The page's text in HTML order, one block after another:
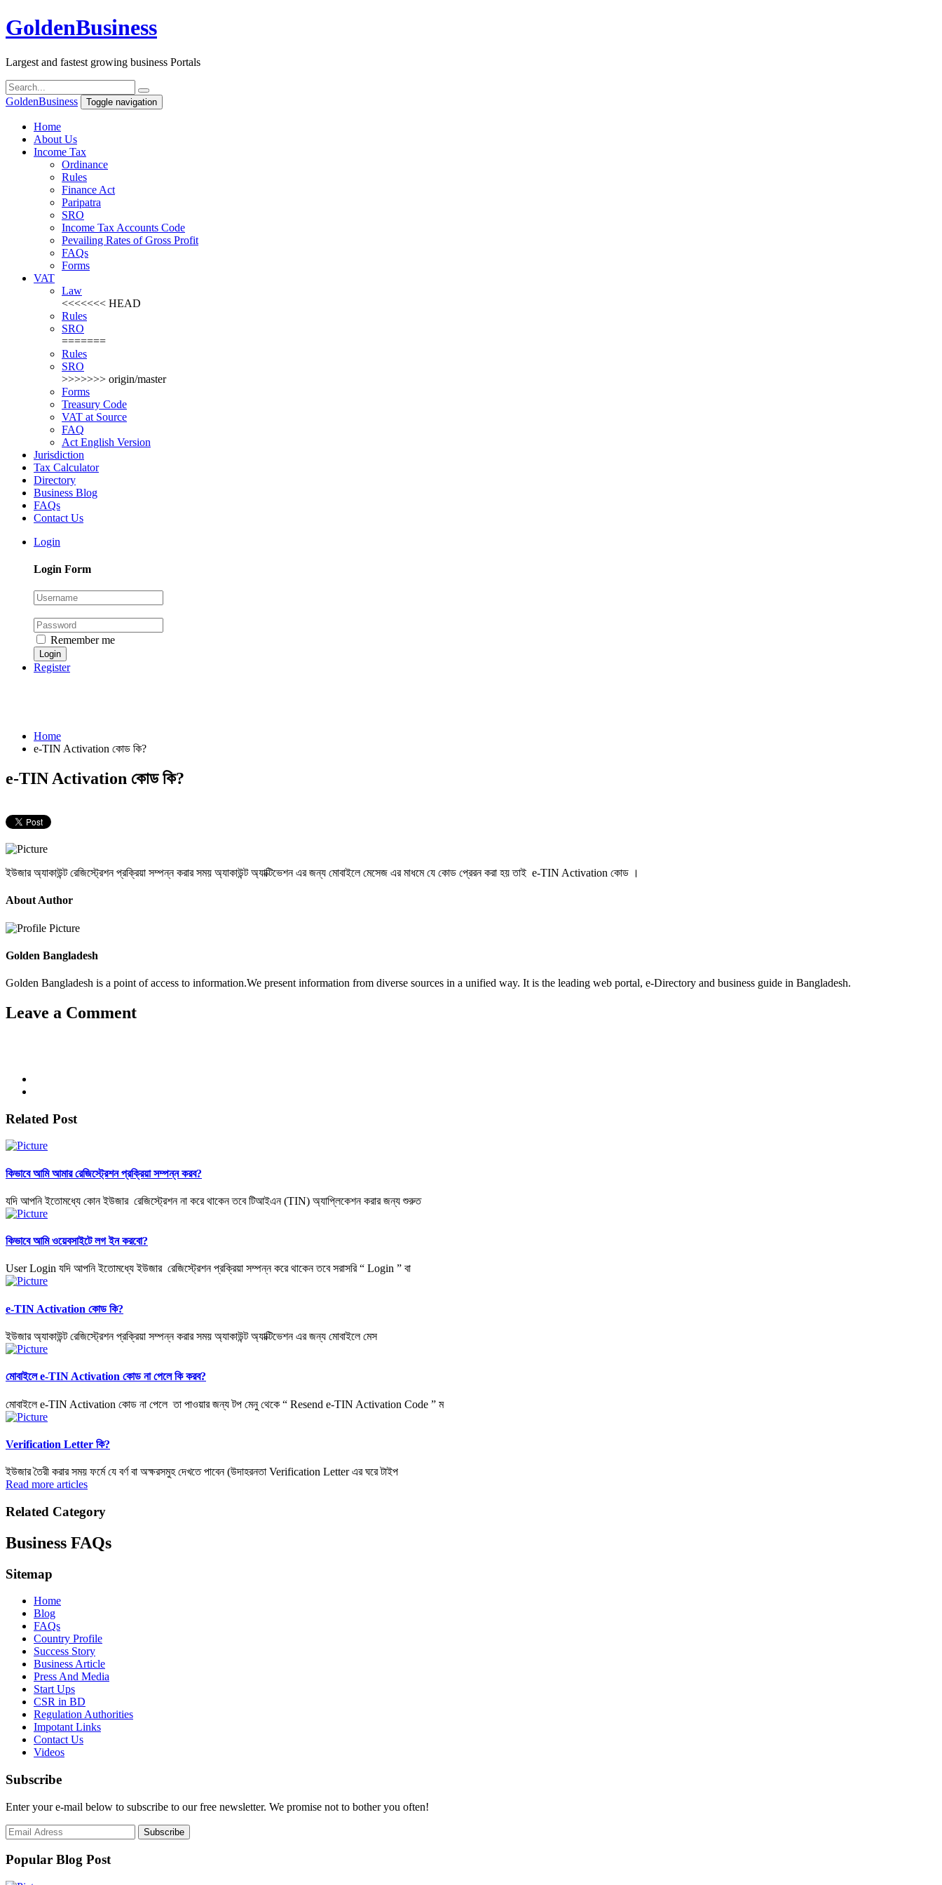
GoldenBusiness
Largest and fastest growing business Portals
GoldenBusiness Toggle navigation
Home
About Us
Income Tax
Ordinance
Rules
Finance Act
Paripatra
SRO
Income Tax Accounts Code
Pevailing Rates of Gross Profit
FAQs
Forms
VAT
Law
<<<<<<< HEAD
Rules
SRO
=======
Rules
SRO
>>>>>>> origin/master
Forms
Treasury Code
VAT at Source
FAQ
Act English Version
Jurisdiction
Tax Calculator
Directory
Business Blog
FAQs
Contact Us
Login
Login Form
Remember me
Register
Home
e-TIN Activation কোড কি?
e-TIN Activation কোড কি?
ইউজার অ্যাকাউন্ট রেজিস্ট্রেশন প্রক্রিয়া সম্পন্ন করার সময় অ্যাকাউন্ট অ্যাক্টিভেশন এর জন্য মোবাইলে মেসেজ এর মাধমে যে কোড প্রেরন করা হয় তাই e-TIN Activation কোড ।
About Author
Golden Bangladesh
Golden Bangladesh is a point of access to information.We present information from diverse sources in a unified way. It is the leading web portal, e-Directory and business guide in Bangladesh.
Leave a Comment
Related Post
কিভাবে আমি আমার রেজিস্ট্রেশন প্রক্রিয়া সম্পন্ন করব?
যদি আপনি ইতোমধ্যে কোন ইউজার রেজিস্ট্রেশন না করে থাকেন তবে টিআইএন (TIN) অ্যাপ্লিকেশন করার জন্য শুরুত
কিভাবে আমি ওয়েবসাইটে লগ ইন করবো?
User Login যদি আপনি ইতোমধ্যে ইউজার রেজিস্ট্রেশন প্রক্রিয়া সম্পন্ন করে থাকেন তবে সরাসরি “ Login ” বা
e-TIN Activation কোড কি?
ইউজার অ্যাকাউন্ট রেজিস্ট্রেশন প্রক্রিয়া সম্পন্ন করার সময় অ্যাকাউন্ট অ্যাক্টিভেশন এর জন্য মোবাইলে মেস
মোবাইলে e-TIN Activation কোড না পেলে কি করব?
মোবাইলে e-TIN Activation কোড না পেলে তা পাওয়ার জন্য টপ মেনু থেকে “ Resend e-TIN Activation Code ” ম
Verification Letter কি?
ইউজার তৈরী করার সময় ফর্মে যে বর্ণ বা অক্ষরসমুহ দেখতে পাবেন (উদাহরনতা Verification Letter এর ঘরে টাইপ
Read more articles
Related Category
Business FAQs
Sitemap
Home
Blog
FAQs
Country Profile
Success Story
Business Article
Press And Media
Start Ups
CSR in BD
Regulation Authorities
Impotant Links
Contact Us
Videos
Subscribe
Enter your e-mail below to subscribe to our free newsletter. We promise not to bother you often!
Popular Blog Post